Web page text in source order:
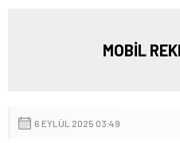
MOBİL
6 EYLÜL 2025 03:49